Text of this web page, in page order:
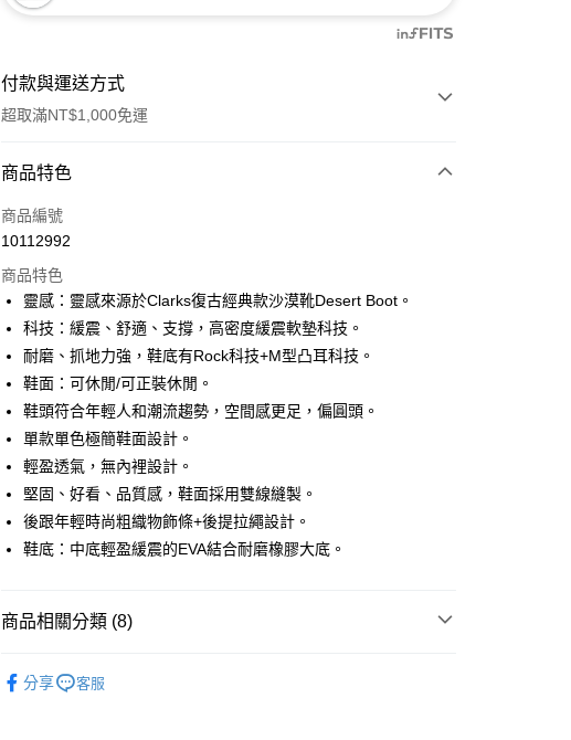
付款與運送方式
超取滿NT$1,000免運
付款方式
信用卡一次付款
3 期 0 利率 每期 NT$1,326
合作金庫商業銀行
第一商業銀行
華南商業銀行
彰化商業銀行
國泰世華商業銀行
臺灣中小企業銀行
台中商業銀行
匯豐（台灣）商業銀行
聯邦商業銀行
元大商業銀行
永豐商業銀行
台新國際商業銀行
中國信託商業銀行
台灣樂天信用卡公司
LINE Pay
AFTEE先享後付
相關說明
【關於「AFTEE先享後付」】
便利好安心！
１．簡單：不需註冊會員、不需綁卡、不需儲值。
２．便利：只要手機號碼，簡訊認證，即可結帳。
３．安心：先確認商品／服務後，再付款。
１．於結帳方式選擇「AFTEE先享後付」後，將跳轉至「AFTEE先享後
３．收到繳費通知簡訊後14天內，點擊此簡訊中的連結，可透過四大超商
ATM付款
運送方式
每筆NT$80，滿NT$1,000(含以上)免運費
每筆NT$80，滿NT$1,000(含以上)免運費
商品特色
商品編號
10112992
商品特色
靈感：靈感來源於Clarks復古經典款沙漠靴Desert Boot。
科技：緩震、舒適、支撐，高密度緩震軟墊科技。
耐磨、抓地力強，鞋底有Rock科技+M型凸耳科技。
鞋面：可休閒/可正裝休閒。
鞋頭符合年輕人和潮流趨勢，空間感更足，偏圓頭。
單款單色極簡鞋面設計。
輕盈透氣，無內裡設計。
堅固、好看、品質感，鞋面採用雙線縫製。
後跟年輕時尚粗織物飾條+後提拉繩設計。
鞋底：中底輕盈緩震的EVA結合耐磨橡膠大底。
商品相關分類 (8)
分享 客服